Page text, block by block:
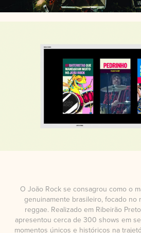
O João Rock se consagrou como o
genuinamente brasileiro, focado no
reggae. Realizado em Ribeirão
apresentou cerca de 300 shows em
momentos únicos e históricos na